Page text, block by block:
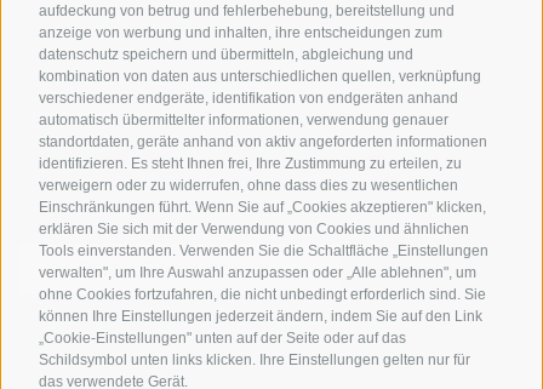
aufdeckung von betrug und fehlerbehebung, bereitstellung und
anzeige von werbung und inhalten, ihre entscheidungen zum
datenschutz speichern und übermitteln, abgleichung und
kombination von daten aus unterschiedlichen quellen, verknüpfung
verschiedener endgeräte, identifikation von endgeräten anhand
automatisch übermittelter informationen, verwendung genauer
standortdaten, geräte anhand von aktiv angeforderten informationen
identifizieren. Es steht Ihnen frei, Ihre Zustimmung zu erteilen, zu
verweigern oder zu widerrufen, ohne dass dies zu wesentlichen
Einschränkungen führt. Wenn Sie auf „Cookies akzeptieren" klicken,
erklären Sie sich mit der Verwendung von Cookies und ähnlichen
Tools einverstanden. Verwenden Sie die Schaltfläche „Einstellungen
verwalten", um Ihre Auswahl anzupassen oder „Alle ablehnen", um
ohne Cookies fortzufahren, die nicht unbedingt erforderlich sind. Sie
können Ihre Einstellungen jederzeit ändern, indem Sie auf den Link
„Cookie-Einstellungen" unten auf der Seite oder auf das
Schildsymbol unten links klicken. Ihre Einstellungen gelten nur für
das verwendete Gerät.
info@bikehotels.it
MELDE DICH ZU UNSEREM NEWSLETTER AN!
JETZT ANMELDEN